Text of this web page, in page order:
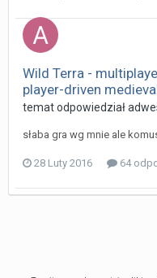
Wild Terra -
player-driven
temat odpowiedział
słaba gra wg mnie ale
28 Luty 2016 64